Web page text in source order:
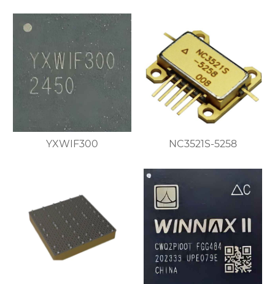
YXWIF300 NC3521S-5258